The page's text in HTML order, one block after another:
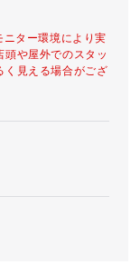
ター環境により実
や屋外でのスタッ
く見える場合がござ